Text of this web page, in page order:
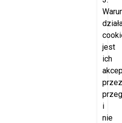
jest
ich
przez
i
nie